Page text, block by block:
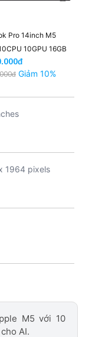
Pro 14inch M5
10GPU 16GB
CPO)
Giảm 10%
1964 pixels
hình, tối đa
(HDR), SDR
M5 với 10
AI.